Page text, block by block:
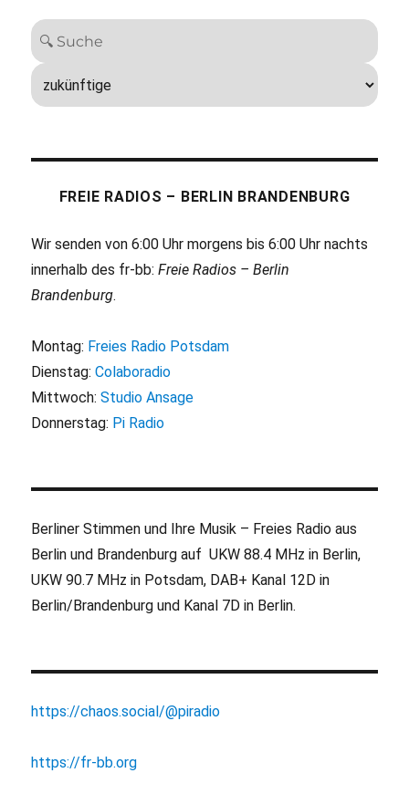
FREIE RADIOS – BERLIN BRANDENBURG
Wir senden von 6:00 Uhr morgens bis 6:00 Uhr nachts
innerhalb des fr-bb:Freie Radios – Berlin
Brandenburg.
Montag: Freies Radio Potsdam
Dienstag:Colaboradio
Mittwoch:Studio Ansage
Donnerstag: Pi Radio
Berliner Stimmen und Ihre Musik – Freies Radio aus
Berlin und Brandenburg auf UKW 88.4 MHz in Berlin,
UKW 90.7 MHz in Potsdam, DAB+ Kanal 12D in
Berlin/Brandenburg und Kanal 7D in Berlin.
https://chaos.social/@piradio
https://fr-bb.org